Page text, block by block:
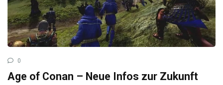
0
Age of Conan – Neue Infos zur Zukunft